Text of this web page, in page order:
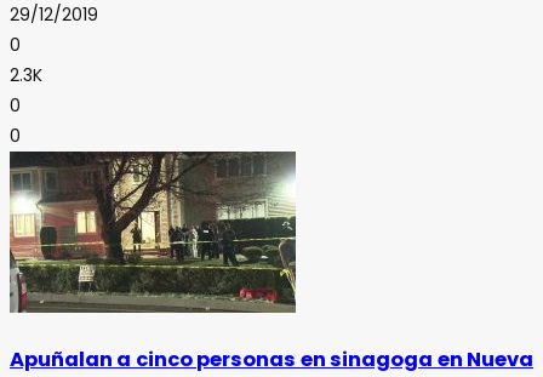
29/12/2019
0
2.3K
0
0
Apuñalan a cinco personas en sinagoga en Nueva